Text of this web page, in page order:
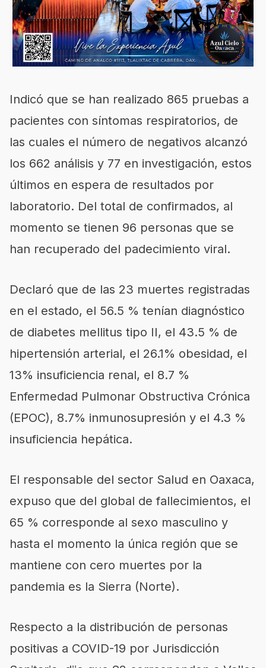
Indicó que se han realizado 865 pruebas a
pacientes con síntomas respiratorios, de
las cuales el número de negativos alcanzó
los 662 análisis y 77 en investigación, estos
últimos en espera de resultados por
laboratorio. Del total de confirmados, al
momento se tienen 96 personas que se
han recuperado del padecimiento viral.
Declaró que de las 23 muertes registradas
en el estado, el 56.5 % tenían diagnóstico
de diabetes mellitus tipo II, el 43.5 % de
hipertensión arterial, el 26.1% obesidad, el
13% insuficiencia renal, el 8.7 %
Enfermedad Pulmonar Obstructiva Crónica
(EPOC), 8.7% inmunosupresión y el 4.3 %
insuficiencia hepática.
El responsable del sector Salud en Oaxaca,
expuso que del global de fallecimientos, el
65 % corresponde al sexo masculino y
hasta el momento la única región que se
mantiene con cero muertes por la
pandemia es la Sierra (Norte).
Respecto a la distribución de personas
positivas a COVID-19 por Jurisdicción